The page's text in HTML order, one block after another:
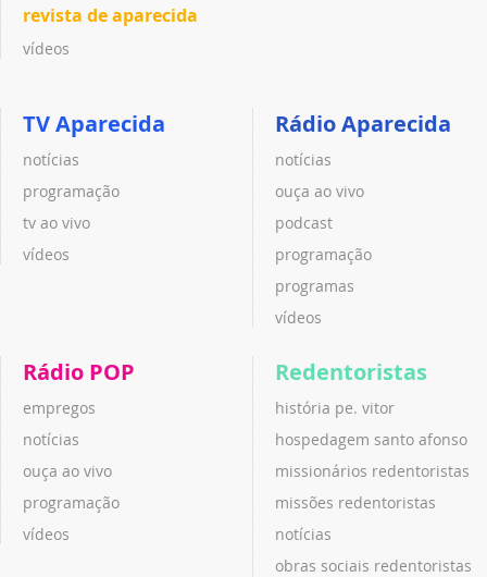
revista de aparecida
vídeos
TV Aparecida
notícias
programação
tv ao vivo
vídeos
Rádio Aparecida
notícias
ouça ao vivo
podcast
programação
programas
vídeos
Rádio POP
empregos
notícias
ouça ao vivo
programação
vídeos
Redentoristas
história pe. vitor
hospedagem santo afonso
missionários redentoristas
missões redentoristas
notícias
obras sociais redentoristas